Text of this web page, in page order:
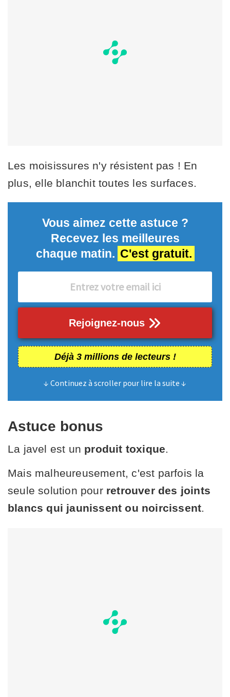
Les moisissures n'y résistent pas ! En
plus, elle blanchit toutes les surfaces.
Vous aimez cette astuce ?
Recevez les meilleures
chaque matin. C'est gratuit.
Rejoignez-nous
Déjà 3 millions de lecteurs !
↓ Continuez à scroller pour lire la suite ↓
Astuce bonus
La javel est un produit toxique
Mais malheureusement, c'est parfois la
seule solution pourretrouver des joints
blancs qui jaunissent ou noircissent